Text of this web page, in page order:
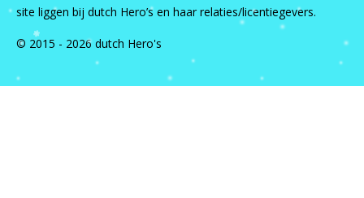
site liggen bij dutch Hero’s en haar relaties/licentiegevers.
© 2015 - 2026 dutch Hero's